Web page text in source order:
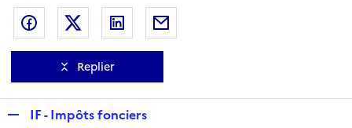
Partager sur Facebook
Partager sur Twitter
Partager sur LinkedIn
Replier
IF - Impôts fonciers